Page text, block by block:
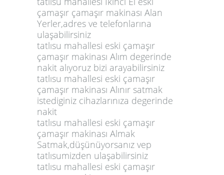
çamaşır çamaşır makinası Alan
Yerler,adres ve telefonlarına
ulaşabilirsiniz
tatlısu mahallesi eski çamaşır
çamaşır makinası Alım degerinde
nakit alıyoruz bizi arayabilirsiniz
tatlısu mahallesi eski çamaşır
çamaşır makinası Alınır satmak
istediginiz cihazlarınıza degerinde
nakit
tatlısu mahallesi eski çamaşır
çamaşır makinası Almak
Satmak,düşünüyorsanız vep
tatlısumizden ulaşabilirsiniz
tatlısu mahallesi eski çamaşır